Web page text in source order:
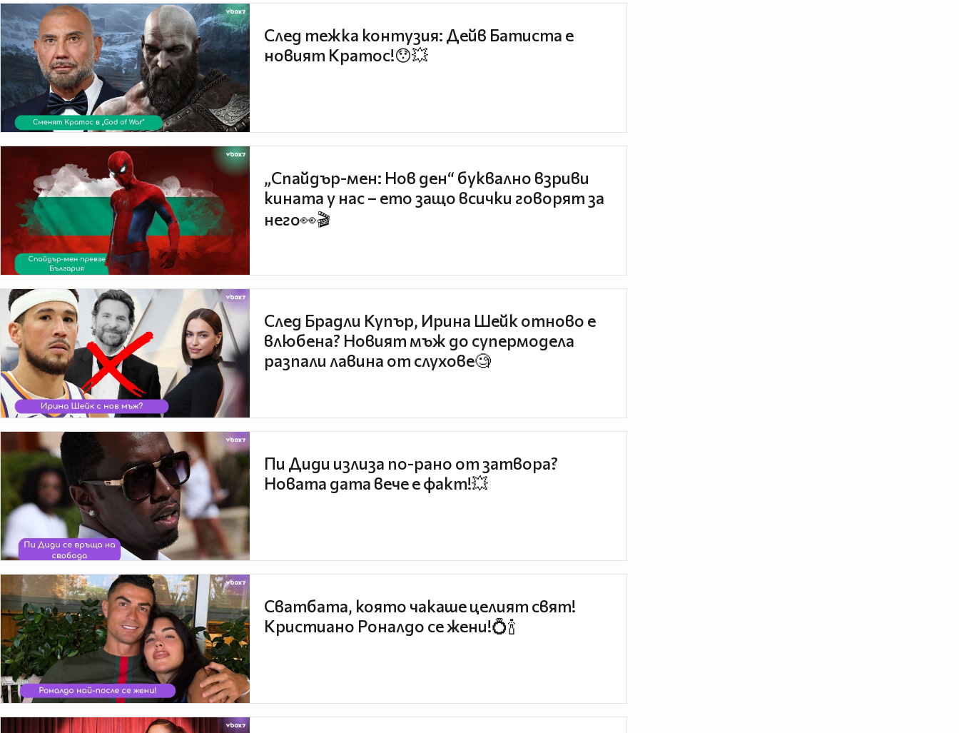
След тежка контузия: Дейв Батиста е
новият Кратос!😯💥
„Спайдър-мен: Нов ден“ буквално взриви
кината у нас – ето защо всички говорят за
него👀🎬
След Брадли Купър, Ирина Шейк отново е
влюбена? Новият мъж до супермодела
разпали лавина от слухове🧐
Пи Диди излиза по-рано от затвора?
Новата дата вече е факт!💥
Сватбата, която чакаше целият свят!
Кристиано Роналдо се жени!💍🍾